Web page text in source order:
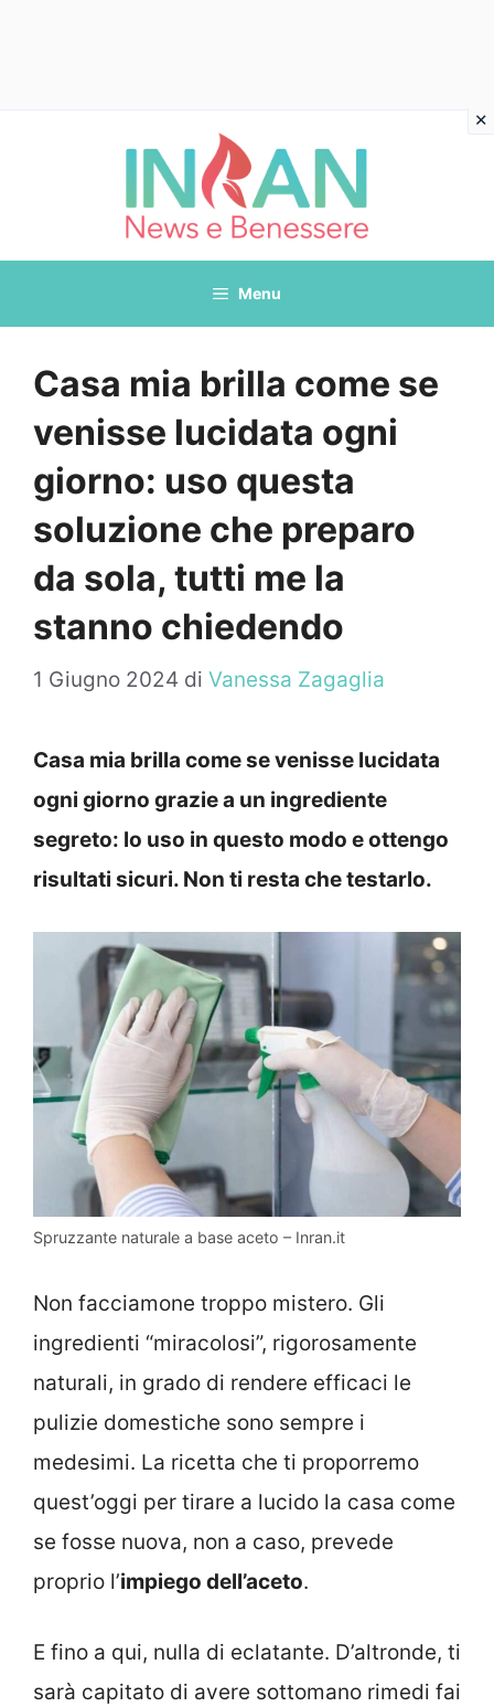
Menu
Casa mia brilla come se
venisse lucidata ogni
giorno: uso questa
soluzione che preparo
da sola, tutti me la
stanno chiedendo
1 Giugno 2024 di Vanessa Zagaglia
Casa mia brilla come se venisse lucidata
ogni giorno grazie a un ingrediente
segreto: lo uso in questo modo e ottengo
risultati sicuri. Non ti resta che testarlo.
Spruzzante naturale a base aceto – Inran.it
Non facciamone troppo mistero. Gli
ingredienti “miracolosi”, rigorosamente
naturali, in grado di rendere efficaci le
pulizie domestiche sono sempre i
medesimi. La ricetta che ti proporremo
quest’oggi per tirare a lucido la casa come
se fosse nuova, non a caso, prevede
proprio l’impiego dell’aceto.
E fino a qui, nulla di eclatante. D’altronde, ti
sarà capitato di avere sottomano rimedi fai